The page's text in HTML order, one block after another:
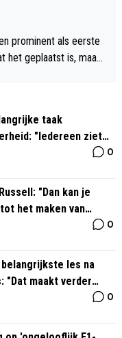
prominent als eerste
het geplaatst is, maar
taak
"Iedereen ziet
0
"Dan kan je
het maken van
0
les na
"Dat maakt verder
0